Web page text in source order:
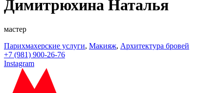
Димитрюхина Наталья
мастер
Парихмахерские услуги, Макияж, Архитектура бровей
+7 (981) 900-26-76
Instagram